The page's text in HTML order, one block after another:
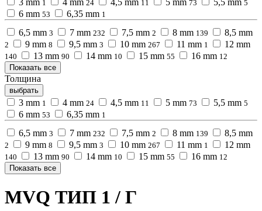
3 mm 1 4 mm 24 4,5 mm 11 5 mm 73 5,5 mm 5
6 mm 53 6,35 mm 1
6,5 mm 3 7 mm 232 7,5 mm 2 8 mm 139 8,5 mm
2 9 mm 8 9,5 mm 3 10 mm 267 11 mm 1 12 mm
140 13 mm 90 14 mm 10 15 mm 55 16 mm 12
Показать все
Толщина
выбрать
3 mm 1 4 mm 24 4,5 mm 11 5 mm 73 5,5 mm 5
6 mm 53 6,35 mm 1
6,5 mm 3 7 mm 232 7,5 mm 2 8 mm 139 8,5 mm
2 9 mm 8 9,5 mm 3 10 mm 267 11 mm 1 12 mm
140 13 mm 90 14 mm 10 15 mm 55 16 mm 12
Показать все
MVQ ТИП 1 / Г